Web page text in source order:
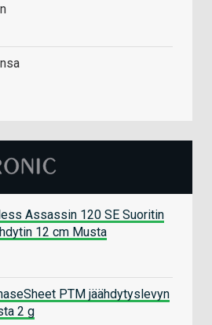
Assassin 120 SE Suoritin
12 cm Musta
PTM jäähdytyslevyn
2 g